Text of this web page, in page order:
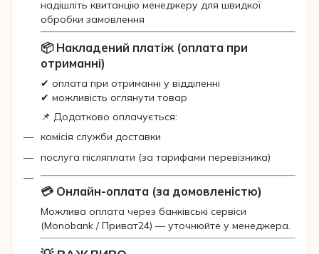
надішліть квитанцію менеджеру для швидкої
обробки замовлення
📦 Накладений платіж (оплата при
отриманні)
✔ оплата при отриманні у відділенні
✔ можливість оглянути товар
📌 Додатково оплачується:
комісія служби доставки
послуга післяплати (за тарифами перевізника)
💳 Онлайн-оплата (за домовленістю)
Можлива оплата через банківські сервіси
(Monobank / Приват24) — уточнюйте у менеджера.